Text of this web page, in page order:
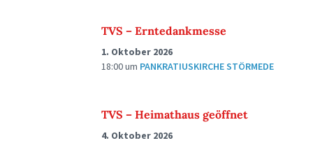
TVS – Erntedankmesse
1. Oktober 2026
18:00um PANKRATIUSKIRCHE STÖRMEDE
TVS – Heimathaus geöffnet
4. Oktober 2026